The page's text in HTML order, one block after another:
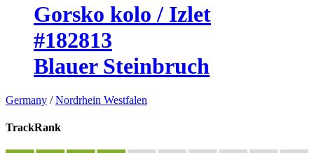
Gorsko kolo / Izlet
#182813
Blauer Steinbruch
Germany /Nordrhein Westfalen
TrackRank